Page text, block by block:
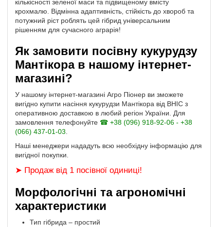
кількісності зеленої маси та підвищеному вмісту
крохмалю. Відмінна адаптивність, стійкість до хвороб та
потужний ріст роблять цей гібрид універсальним
рішенням для сучасного аграрія!
Як замовити посівну кукурудзу
Мантікора в нашому інтернет-
магазині?
У нашому інтернет-магазині Агро Піонер ви зможете
вигідно купити насіння кукурудзи Мантікора від ВНІС з
оперативною доставкою в любий регіон України. Для
замовлення телефонуйте ☎ +38 (096) 918-92-06 - +38
(066) 437-01-03
Наші менеджери нададуть всю необхідну інформацію для
вигідної покупки.
➤ Продаж від 1 посівної одиниці!
Морфологічні та агрономічні
характеристики
Тип гібрида – простий